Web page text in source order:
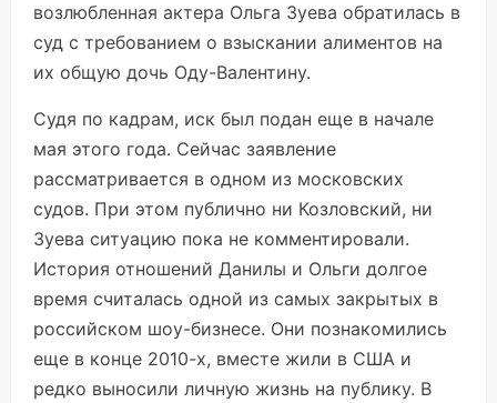
возлюбленная актера Ольга Зуева обратилась в
суд с требованием о взыскании алиментов на
их общую дочь Оду-Валентину.
Судя по кадрам, иск был подан еще в начале
мая этого года. Сейчас заявление
рассматривается в одном из московских
судов. При этом публично ни Козловский, ни
Зуева ситуацию пока не комментировали.
История отношений Данилы и Ольги долгое
время считалась одной из самых закрытых в
российском шоу-бизнесе. Они познакомились
еще в конце 2010-х, вместе жили в США и
редко выносили личную жизнь на публику. В